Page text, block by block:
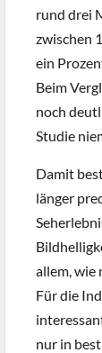
rund drei
zwischen
ein
Beim
noch
Studie
Damit
länger
allem, wie
Für die
nur in